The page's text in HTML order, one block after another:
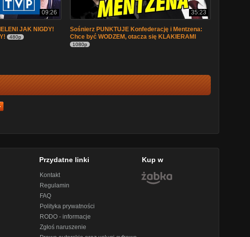
09:26
JAK NIGDY!
480p
35:23
Sośnierz PUNKTUJE Konfederację i Mentzena:
Chce być WODZEM, otacza się KLAKIERAMI
1080p
Przydatne linki
Kontakt
Regulamin
FAQ
Polityka prywatności
RODO - informacje
Zgłoś naruszenie
Kup w